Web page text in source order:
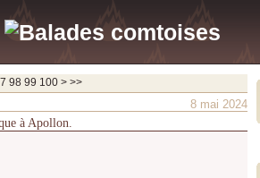
98 99 100 200
300
400
500
600
700
800
900
1000
1100
1200
1300
1400
1500
1600
1700
1800
1900
2000
2100
2200
2300
2400
2500
2600
2700
2800
2900
3000
3100
3200
3300
3400
3500
3600
3700
> >>
8 mai 2024
à Apollon.